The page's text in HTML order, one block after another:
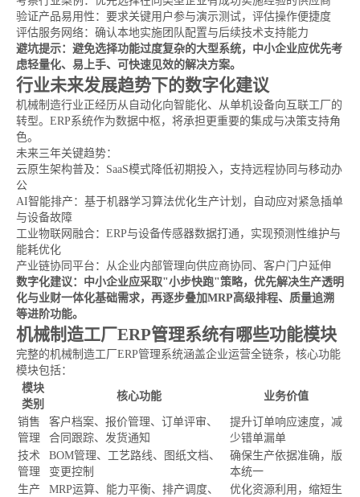
验证产品易用性：要求关键用户参与演示测试，评估操作便捷度
评估服务网络：确认本地实施团队配置与后续技术支持能力
避坑提示：避免选择功能过度复杂的大型系统，中小企业应优先考
虑轻量化、易上手、可快速见效的解决方案。
行业未来发展趋势下的数字化建议
机械制造行业正经历从自动化向智能化、从单机设备向互联工厂的
转型。ERP系统作为数据中枢，将承担更重要的集成与决策支持角
色。
未来三年关键趋势：
云原生架构普及：SaaS模式降低初期投入，支持远程协同与移动办
公
AI智能排产：基于机器学习算法优化生产计划，自动应对紧急插单
与设备故障
工业物联网融合：ERP与设备传感器数据打通，实现预测性维护与
能耗优化
产业链协同平台：从企业内部管理向供应商协同、客户门户延伸
数字化建议：中小企业应采取"小步快跑"策略，优先解决生产透明
化与业财一体化基础需求，再逐步叠加MRP高级排程、质量追溯
等进阶功能。
机械制造工厂ERP管理系统有哪些功能模块
完整的机械制造工厂ERP管理系统涵盖企业运营全链条，核心功能
模块包括：
模块
类别
核心功能 业务价值
销售
管理
客户档案、报价管理、订单评审、
合同跟踪、发货通知
提升订单响应速度，减
少错单漏单
技术
管理
BOM管理、工艺路线、图纸文档、
变更控制
确保生产依据准确，版
本统一
生产
MRP运算、能力平衡、排产调度、
优化资源利用，缩短生